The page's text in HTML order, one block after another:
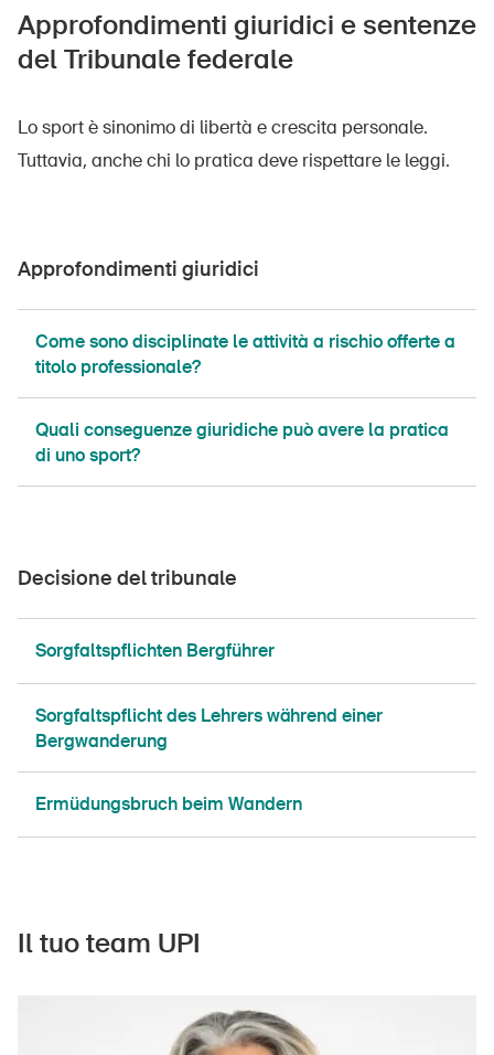
Approfondimenti giuridici e sentenze
del Tribunale federale
Lo sport è sinonimo di libertà e crescita personale.
Tuttavia, anche chi lo pratica deve rispettare le leggi.
Approfondimenti giuridici
Come sono disciplinate le attività a rischio offerte a
titolo professionale?
Quali conseguenze giuridiche può avere la pratica
di uno sport?
Decisione del tribunale
Sorgfaltspflichten Bergführer
Sorgfaltspflicht des Lehrers während einer
Bergwanderung
Ermüdungsbruch beim Wandern
Il tuo team UPI